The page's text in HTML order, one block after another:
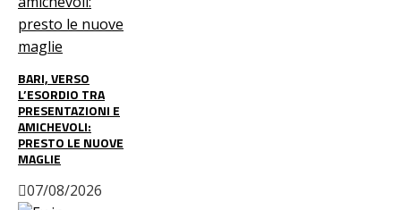
BARI, VERSO
L’ESORDIO TRA
PRESENTAZIONI E
AMICHEVOLI:
PRESTO LE NUOVE
MAGLIE
07/08/2026